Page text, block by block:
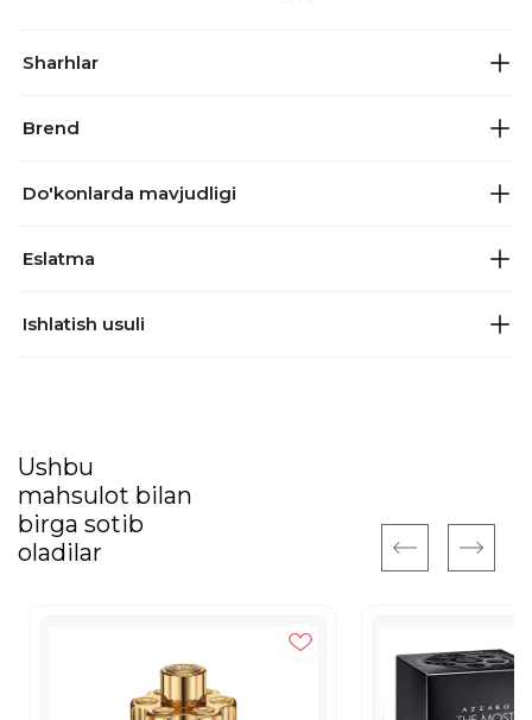
Sharhlar
Brend
Do'konlarda mavjudligi
Eslatma
Ishlatish usuli
Ushbu
mahsulot bilan
birga sotib
oladilar